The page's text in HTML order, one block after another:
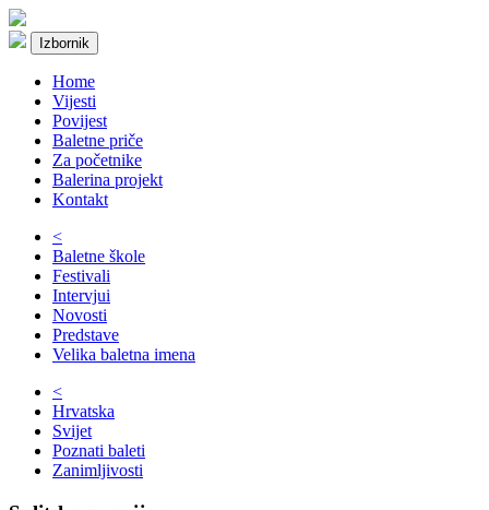
Izbornik
Home
Vijesti
Povijest
Baletne priče
Za početnike
Balerina projekt
Kontakt
<
Baletne škole
Festivali
Intervjui
Novosti
Predstave
Velika baletna imena
<
Hrvatska
Svijet
Poznati baleti
Zanimljivosti